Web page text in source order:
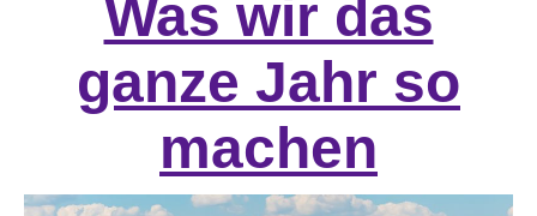
Was wir das
ganze Jahr so
machen